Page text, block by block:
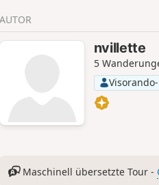
AUTOR
nvillette
5
Maschinell übersetzte Tour -